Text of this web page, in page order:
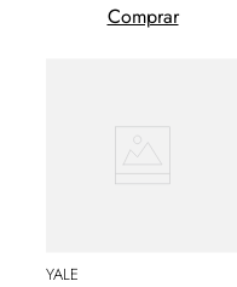
Comprar
YALE